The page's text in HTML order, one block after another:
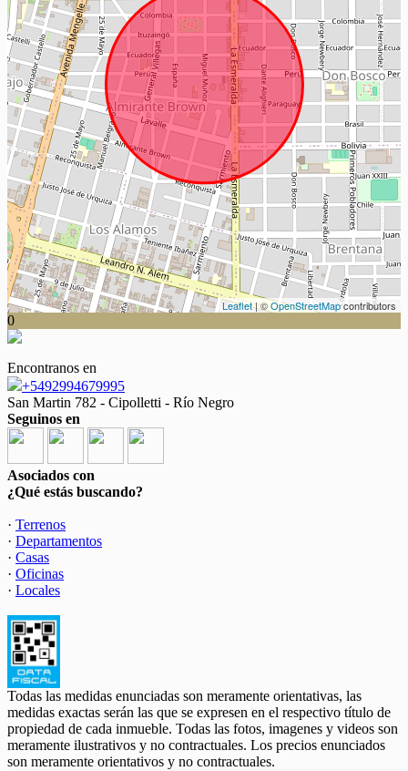
Leaflet| ©OpenStreetMapcontributors
0
Encontranos en
+5492994679995
San Martin 782 - Cipolletti - Río Negro
Seguinos en
Asociados con
¿Qué estás buscando?
· Terrenos
· Departamentos
· Casas
· Oficinas
· Locales
Todas las medidas enunciadas son meramente orientativas, las
medidas exactas serán las que se expresen en el respectivo título de
propiedad de cada inmueble. Todas las fotos, imagenes y videos son
meramente ilustrativos y no contractuales. Los precios enunciados
son meramente orientativos y no contractuales.